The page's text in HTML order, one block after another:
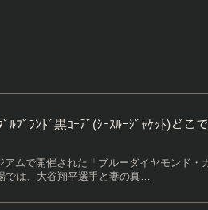
ﾌﾞﾗﾝﾄﾞ黒ｺｰﾃﾞ(ｼｰｽﾙｰｼﾞｬｹｯﾄ)どこ
ムで開催された「ブルーダイヤモンド・
では、大谷翔平選手と妻の真…